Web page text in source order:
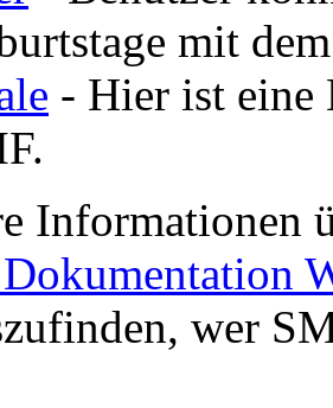
mit
- Hier ist eine
Informationen
wer